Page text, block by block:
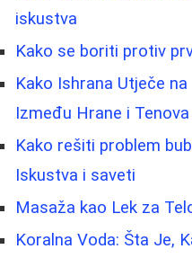
iskustva
Kako se boriti protiv
Kako Ishrana Utječe
Između Hrane i Tenova
Kako rešiti problem
Iskustva i saveti
Masaža kao Lek za
Koralna Voda: Šta Je,